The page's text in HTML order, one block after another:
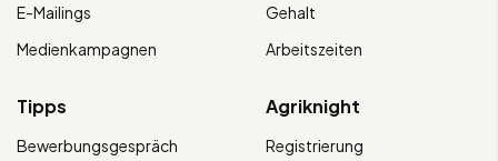
E-Mailings
Medienkampagnen
Gehalt
Arbeitszeiten
Tipps
Bewerbungsgespräch
Agriknight
Registrierung